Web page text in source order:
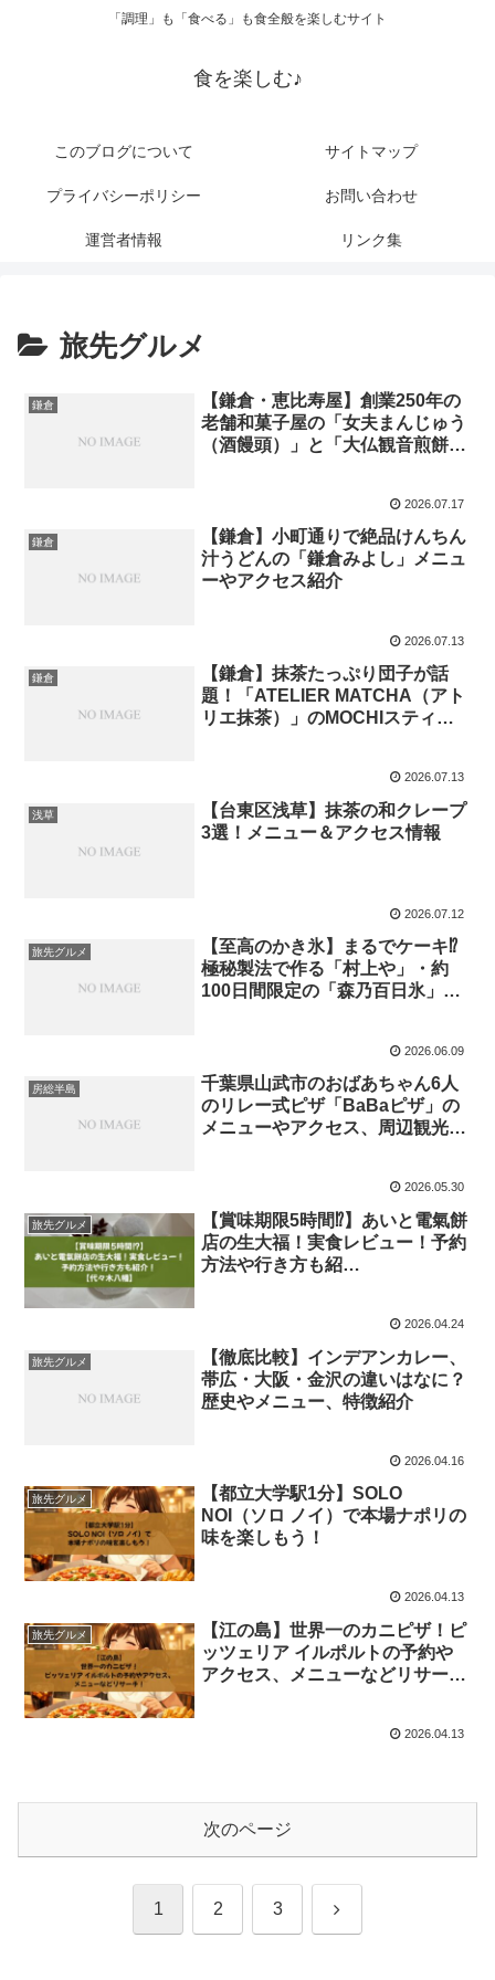
「調理」も「食べる」も食全般を楽しむサイト
食を楽しむ♪
このブログについて サイトマップ
プライバシーポリシー お問い合わせ
運営者情報 リンク集
旅先グルメ
鎌倉
【鎌倉・恵比寿屋】創業250年の
老舗和菓子屋の「女夫まんじゅう
（酒饅頭）」と「大仏観音煎餅」
2026.07.17
鎌倉
【鎌倉】小町通りで絶品けんちん
汁うどんの「鎌倉みよし」メニュ
ーやアクセス紹介
2026.07.13
鎌倉
【鎌倉】抹茶たっぷり団子が話
題！「ATELIER MATCHA（アト
リエ抹茶）」のMOCHIスティッ
2026.07.13
浅草
【台東区浅草】抹茶の和クレープ
3選！メニュー＆アクセス情報
2026.07.12
旅先グルメ
【至高のかき氷】まるでケーキ⁉
極秘製法で作る「村上や」・約
100日間限定の「森乃百日氷」紹
2026.06.09
房総半島
千葉県山武市のおばあちゃん6人
のリレー式ピザ「BaBaピザ」の
メニューやアクセス、周辺観光情
2026.05.30
旅先グルメ
【賞味期限5時間⁉】あいと電氣餅
店の生大福！実食レビュー！予約
方法や行き方も紹
2026.04.24
旅先グルメ
【徹底比較】インデアンカレー、
帯広・大阪・金沢の違いはなに？
歴史やメニュー、特徴紹介
2026.04.16
旅先グルメ
【都立大学駅1分】SOLO
NOI（ソロ ノイ）で本場ナポリの
味を楽しもう！
2026.04.13
旅先グルメ
【江の島】世界一のカニピザ！ピ
ッツェリア イルポルトの予約や
アクセス、メニューなどリサー
2026.04.13
次のページ
1 2 3 次